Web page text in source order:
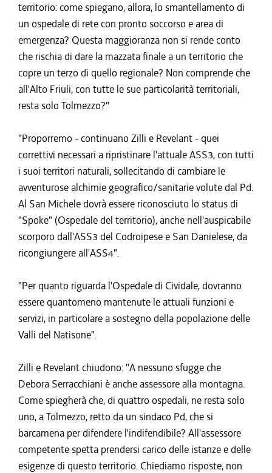
territorio: come spiegano, allora, lo smantellamento di
un ospedale di rete con pronto soccorso e area di
emergenza? Questa maggioranza non si rende conto
che rischia di dare la mazzata finale a un territorio che
copre un terzo di quello regionale? Non comprende che
all'Alto Friuli, con tutte le sue particolarità territoriali,
resta solo Tolmezzo?"
"Proporremo - continuano Zilli e Revelant - quei
correttivi necessari a ripristinare l'attuale ASS3, con tutti
i suoi territori naturali, sollecitando di cambiare le
avventurose alchimie geografico/sanitarie volute dal Pd.
Al San Michele dovrà essere riconosciuto lo status di
"Spoke" (Ospedale del territorio), anche nell'auspicabile
scorporo dall'ASS3 del Codroipese e San Danielese, da
ricongiungere all'ASS4".
"Per quanto riguarda l'Ospedale di Cividale, dovranno
essere quantomeno mantenute le attuali funzioni e
servizi, in particolare a sostegno della popolazione delle
Valli del Natisone".
Zilli e Revelant chiudono: "A nessuno sfugge che
Debora Serracchiani è anche assessore alla montagna.
Come spiegherà che, di quattro ospedali, ne resta solo
uno, a Tolmezzo, retto da un sindaco Pd, che si
barcamena per difendere l'indifendibile? All'assessore
competente spetta prendersi carico delle istanze e delle
esigenze di questo territorio. Chiediamo risposte, non